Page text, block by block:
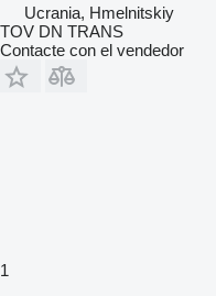
Ucrania, Hmelnitskiy
TOV DN TRANS
Contacte con el vendedor
1